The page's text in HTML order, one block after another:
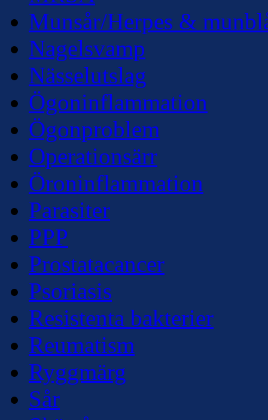
Munsår/Herpes &
Nagelsvamp
Nässelutslag
Ögoninflammation
Ögonproblem
Operationsärr
Öroninflammation
Parasiter
PPP
Prostatacancer
Psoriasis
Resistenta bakterier
Reumatism
Ryggmärg
Sår